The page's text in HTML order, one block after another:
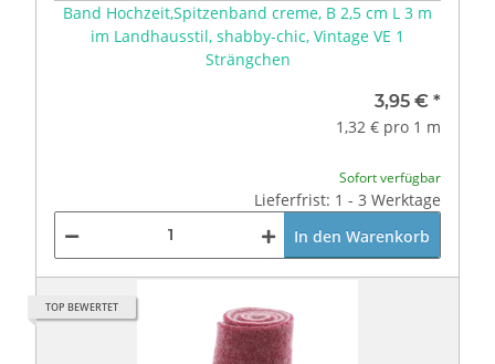
Band Hochzeit,Spitzenband creme, B 2,5 cm L 3 m
im Landhausstil, shabby-chic, Vintage VE 1
Strängchen
3,95 € *
1,32 € pro 1 m
Sofort verfügbar
Lieferfrist: 1 - 3 Werktage
In den Warenkorb
TOP BEWERTET